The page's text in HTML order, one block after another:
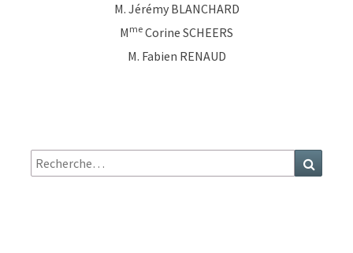
M. Jérémy BLANCHARD
M me Corine SCHEERS
M. Fabien RENAUD
Recherche
: